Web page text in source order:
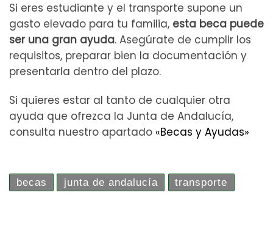
Si eres estudiante y el transporte supone un
gasto elevado para tu familia, esta beca puede
ser una gran ayuda. Asegúrate de cumplir los
requisitos, preparar bien la documentación y
presentarla dentro del plazo.
Si quieres estar al tanto de cualquier otra
ayuda que ofrezca la Junta de Andalucía,
consulta nuestro apartado «Becas y Ayudas»
becas junta de andalucía transporte